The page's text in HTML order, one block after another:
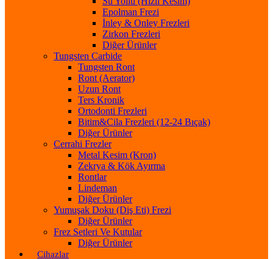
Epolman Frezi
İnley & Onley Frezleri
Zirkon Frezleri
Diğer Ürünler
Tungsten Carbide
Tungsten Ront
Ront (Aerator)
Uzun Ront
Ters Kronik
Ortodonti Frezleri
Bitim&Cila Frezleri (12-24 Bıçak)
Diğer Ürünler
Cerrahi Frezler
Metal Kesim (Kron)
Zekrya & Kök Ayırma
Rontlar
Lindeman
Diğer Ürünler
Yumuşak Doku (Diş Eti) Frezi
Diğer Ürünler
Frez Setleri Ve Kutular
Diğer Ürünler
Cihazlar